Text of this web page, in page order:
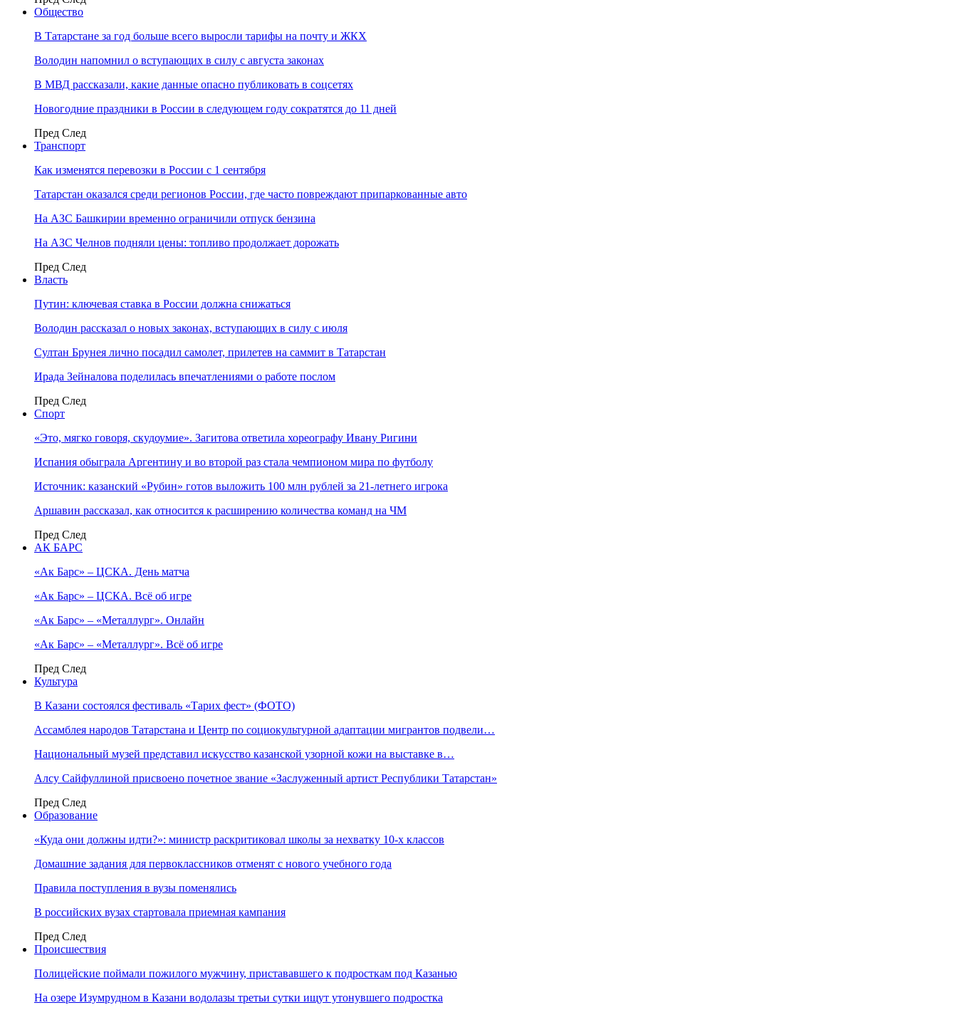
Общество
В Татарстане за год больше всего выросли тарифы на почту и ЖКХ
Володин напомнил о вступающих в силу с августа законах
В МВД рассказали, какие данные опасно публиковать в соцсетях
Новогодние праздники в России в следующем году сократятся до 11 дней
Пред След
Транспорт
Как изменятся перевозки в России с 1 сентября
Татарстан оказался среди регионов России, где часто повреждают припаркованные авто
На АЗС Башкирии временно ограничили отпуск бензина
На АЗС Челнов подняли цены: топливо продолжает дорожать
Пред След
Власть
Путин: ключевая ставка в России должна снижаться
Володин рассказал о новых законах, вступающих в силу с июля
Султан Брунея лично посадил самолет, прилетев на саммит в Татарстан
Ирада Зейналова поделилась впечатлениями о работе послом
Пред След
Спорт
«Это, мягко говоря, скудоумие». Загитова ответила хореографу Ивану Ригини
Испания обыграла Аргентину и во второй раз стала чемпионом мира по футболу
Источник: казанский «Рубин» готов выложить 100 млн рублей за 21-летнего игрока
Аршавин рассказал, как относится к расширению количества команд на ЧМ
Пред След
АК БАРС
«Ак Барс» – ЦСКА. День матча
«Ак Барс» – ЦСКА. Всё об игре
«Ак Барс» – «Металлург». Онлайн
«Ак Барс» – «Металлург». Всё об игре
Пред След
Культура
В Казани состоялся фестиваль «Тарих фест» (ФОТО)
Ассамблея народов Татарстана и Центр по социокультурной адаптации мигрантов подвели…
Национальный музей представил искусство казанской узорной кожи на выставке в…
Алсу Сайфуллиной присвоено почетное звание «Заслуженный артист Республики Татарстан»
Пред След
Образование
«Куда они должны идти?»: министр раскритиковал школы за нехватку 10-х классов
Домашние задания для первоклассников отменят с нового учебного года
Правила поступления в вузы поменялись
В российских вузах стартовала приемная кампания
Пред След
Происшествия
Полицейские поймали пожилого мужчину, пристававшего к подросткам под Казанью
На озере Изумрудном в Казани водолазы третьи сутки ищут утонувшего подростка